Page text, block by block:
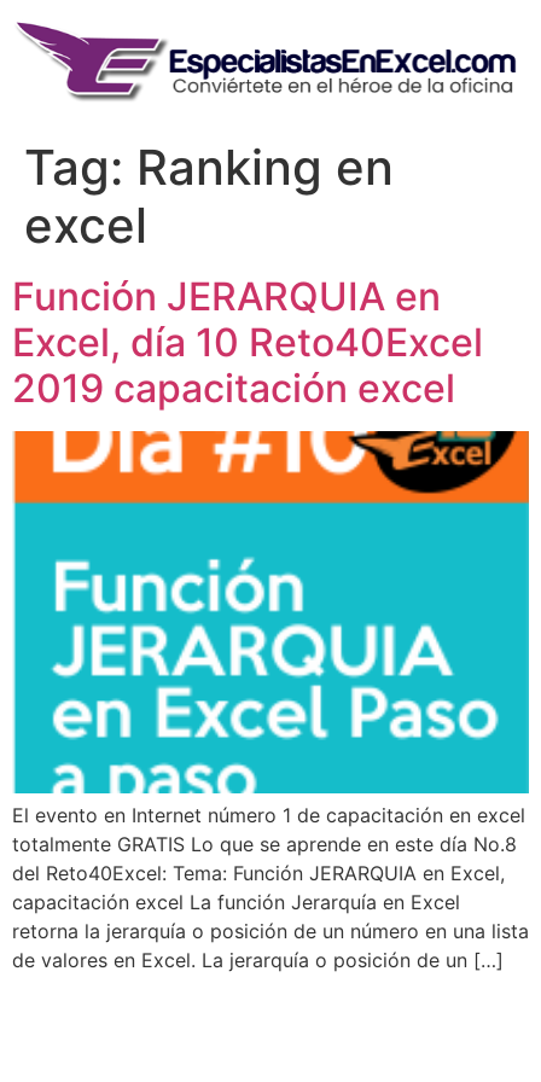
content
Tag: Ranking en
excel
Función JERARQUIA en
Excel, día 10 Reto40Excel
2019 capacitación excel
El evento en Internet número 1 de capacitación en excel
totalmente GRATIS Lo que se aprende en este día No.8
del Reto40Excel: Tema: Función JERARQUIA en Excel,
capacitación excel La función Jerarquía en Excel
retorna la jerarquía o posición de un número en una lista
de valores en Excel. La jerarquía o posición de un […]